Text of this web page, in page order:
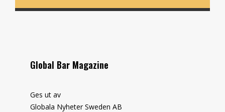
Global Bar Magazine
Ges ut av
Globala Nyheter Sweden AB